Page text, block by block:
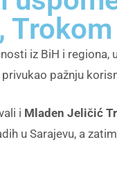
iz BiH i
pažnju
i Mladen Jeličić
u Sarajevu, a